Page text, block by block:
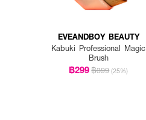
EVEANDBOY BEAUTY
Kabuki Professional Magic
Brush
฿299฿399 (25%)